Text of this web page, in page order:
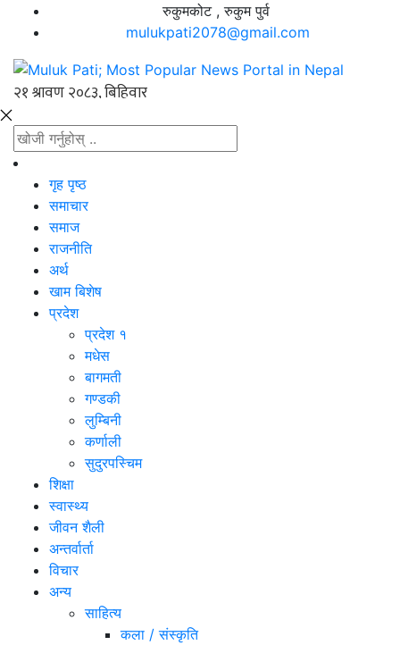
रुकुमकोट , रुकुम पुर्व
mulukpati2078@gmail.com
गृह पृष्ठ
समाचार
समाज
राजनीति
अर्थ
खाम बिशेष
प्रदेश
प्रदेश १
मधेस
बागमती
गण्डकी
लुम्बिनी
कर्णाली
सुदुरपस्चिम
शिक्षा
स्वास्थ्य
जीवन शैली
अन्तर्वार्ता
विचार
अन्य
साहित्य
कला / संस्कृति